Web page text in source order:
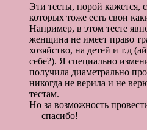
Эти тесты, порой кажется,
которых тоже есть свои
Например, в этом тесте
женщина не имеет право
хозяйство, на детей и т.д
себе?). Я специально
получила диаметрально
никогда не верила и не
тестам.
Но за возможность
— спасибо!